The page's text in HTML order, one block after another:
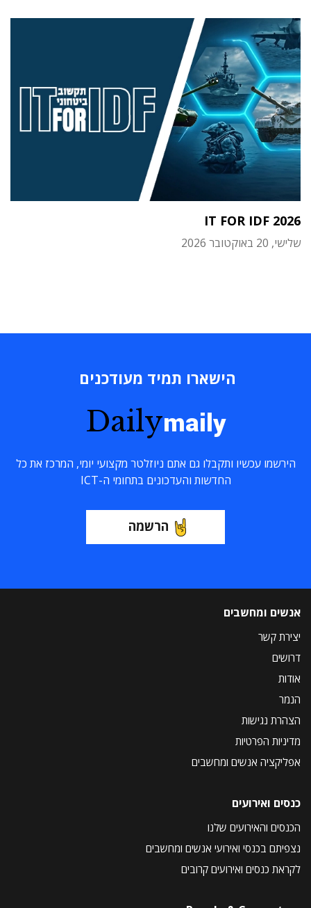
IT FOR IDF 2026
שלישי, 20 באוקטובר 2026
הישארו תמיד מעודכנים
Dailymaily
הירשמו עכשיו ותקבלו גם אתם ניוזלטר מקצועי יומי, המרכז את כל
החדשות והעדכונים בתחומי ה-ICT
הרשמה
אנשים ומחשבים
יצירת קשר
דרושים
אודות
הנמר
הצהרת נגישות
מדיניות הפרטיות
אפליקציה אנשים ומחשבים
כנסים ואירועים
הכנסים והאירועים שלנו
נצפיתם בכנסי ואירועי אנשים ומחשבים
לקראת כנסים ואירועים קרובים